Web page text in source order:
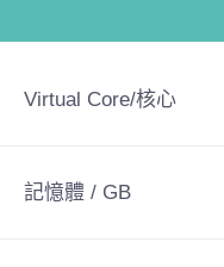
Virtual Core/核心
記憶體 / GB